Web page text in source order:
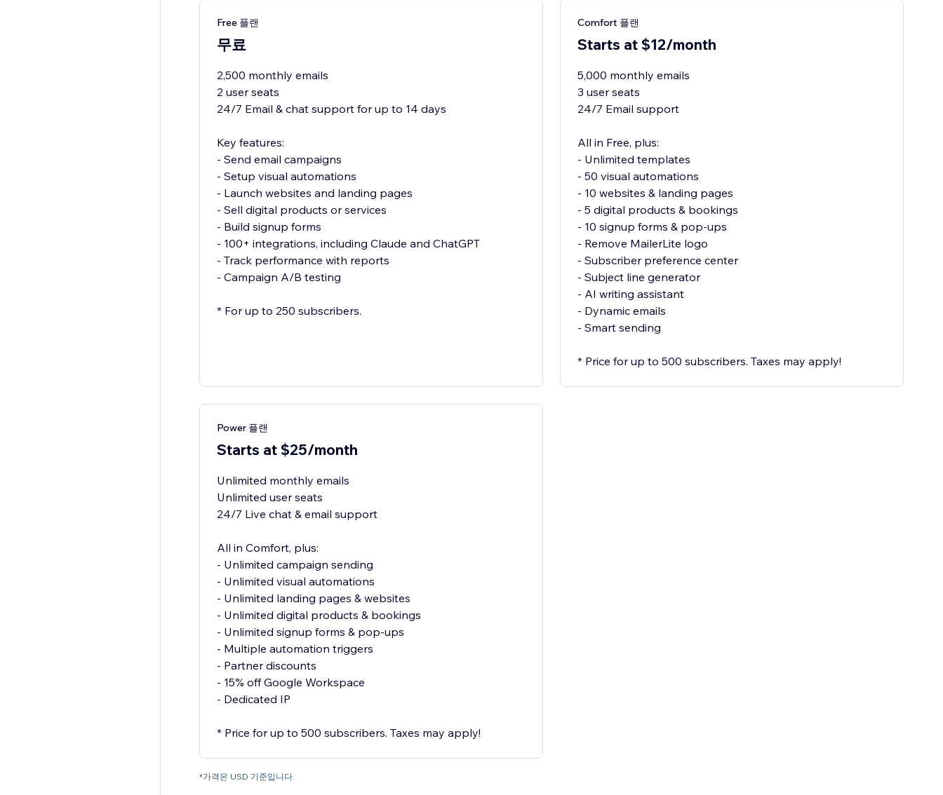
Free 플랜
무료
2,500 monthly emails
2 user seats
24/7 Email & chat support for up to 14 days
Key features:
- Send email campaigns
- Setup visual automations
- Launch websites and landing pages
- Sell digital products or services
- Build signup forms
- 100+ integrations, including Claude and ChatGPT
- Track performance with reports
- Campaign A/B testing
* For up to 250 subscribers.
Comfort 플랜
Starts at $12/month
5,000 monthly emails
3 user seats
24/7 Email support
All in Free, plus:
- Unlimited templates
- 50 visual automations
- 10 websites & landing pages
- 5 digital products & bookings
- 10 signup forms & pop-ups
- Remove MailerLite logo
- Subscriber preference center
- Subject line generator
- AI writing assistant
- Dynamic emails
- Smart sending
* Price for up to 500 subscribers. Taxes may apply!
Power 플랜
Starts at $25/month
Unlimited monthly emails
Unlimited user seats
24/7 Live chat & email support
All in Comfort, plus:
- Unlimited campaign sending
- Unlimited visual automations
- Unlimited landing pages & websites
- Unlimited digital products & bookings
- Unlimited signup forms & pop-ups
- Multiple automation triggers
- Partner discounts
- 15% off Google Workspace
- Dedicated IP
* Price for up to 500 subscribers. Taxes may apply!
*가격은 USD 기준입니다.